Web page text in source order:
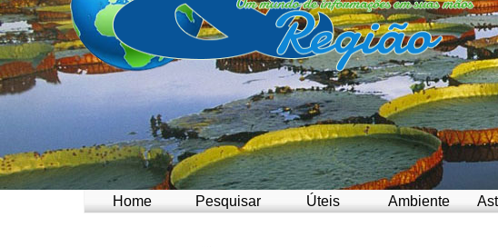
Home Pesquisar Úteis Ambiente